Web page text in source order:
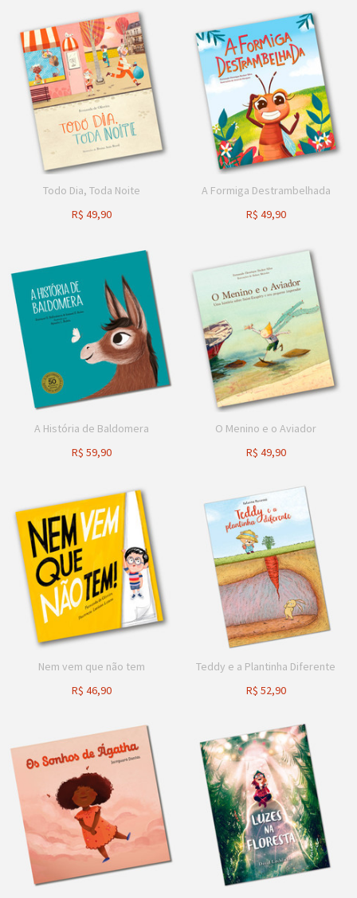
Todo Dia, Toda Noite
R$ 49,90
A Formiga Destrambelhada
R$ 49,90
A História de Baldomera
R$ 59,90
O Menino e o Aviador
R$ 49,90
Nem vem que não tem
R$ 46,90
Teddy e a Plantinha Diferente
R$ 52,90